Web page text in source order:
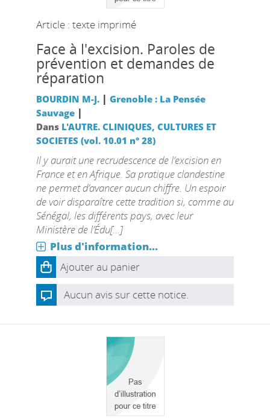
Article : texte imprimé
Face à l'excision. Paroles de
prévention et demandes de
réparation
BOURDIN M-J. | Grenoble : La Pensée
Sauvage|
Dans L'AUTRE. CLINIQUES, CULTURES ET
SOCIETES (vol. 10.01 n° 28)
Il y aurait une recrudescence de l’excision en
France et en Afrique. Sa pratique clandestine
ne permet d’avancer aucun chiffre. Un espoir
de voir disparaître cette tradition si, comme au
Sénégal, les différents pays, avec leur
Ministère de l’Édu[...]
Plus d'information...
Ajouter au panier
Aucun avis sur cette notice.